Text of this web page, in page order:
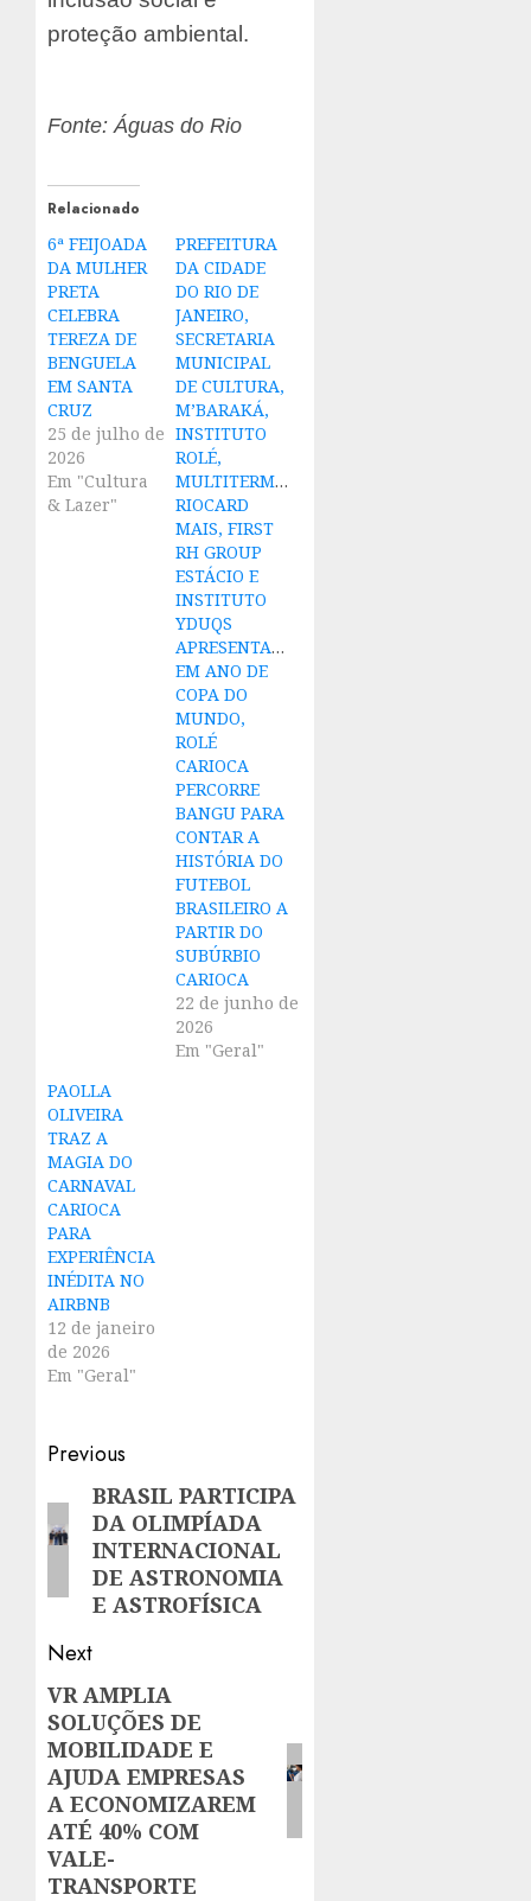
proteção ambiental.
Fonte: Águas do Rio
Relacionado
6ª FEIJOADA
DA MULHER
PRETA
CELEBRA
TEREZA DE
BENGUELA
EM SANTA
CRUZ
25 de julho de
2026
Em "Cultura
& Lazer"
PREFEITURA
DA CIDADE
DO RIO DE
JANEIRO,
SECRETARIA
MUNICIPAL
DE CULTURA,
M’BARAKÁ,
INSTITUTO
ROLÉ,
MULTITERMINAIS,
RIOCARD
MAIS, FIRST
RH GROUP
ESTÁCIO E
INSTITUTO
YDUQS
APRESENTAM:
EM ANO DE
COPA DO
MUNDO,
ROLÉ
CARIOCA
PERCORRE
BANGU PARA
CONTAR A
HISTÓRIA DO
FUTEBOL
BRASILEIRO A
PARTIR DO
SUBÚRBIO
CARIOCA
22 de junho de
2026
Em "Geral"
PAOLLA
OLIVEIRA
TRAZ A
MAGIA DO
CARNAVAL
CARIOCA
PARA
EXPERIÊNCIA
INÉDITA NO
AIRBNB
12 de janeiro
de 2026
Em "Geral"
Post
navigation
Previous
Previous
post:
BRASIL PARTICIPA
DA OLIMPÍADA
INTERNACIONAL
DE ASTRONOMIA
E ASTROFÍSICA
Next
Next
post:
VR AMPLIA
SOLUÇÕES DE
MOBILIDADE E
AJUDA EMPRESAS
A ECONOMIZAREM
ATÉ 40% COM
VALE-
TRANSPORTE